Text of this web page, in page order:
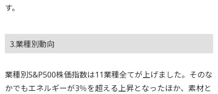
す。
3.業種別動向
業種別S&P500株価指数は11業種全てが上げました。そのな
かでもエネルギーが3％を超える上昇となったほか、素材と